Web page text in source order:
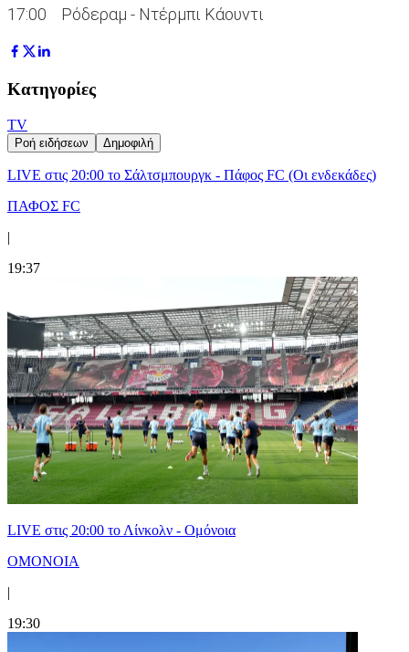
17:00 Ρόδεραμ - Ντέρμπι Κάουντι
Κατηγορίες
TV
Ροή ειδήσεων Δημοφιλή
LIVE στις 20:00 το Σάλτσμπουργκ - Πάφος FC (Οι ενδεκάδες)
ΠΑΦΟΣ FC
|
19:37
LIVE στις 20:00 το Λίνκολν - Ομόνοια
ΟΜΟΝΟΙΑ
|
19:30